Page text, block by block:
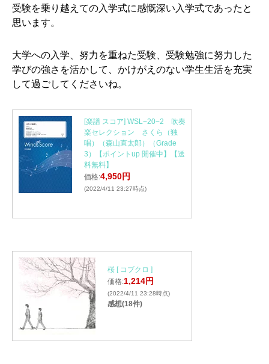
受験を乗り越えての入学式に感慨深い入学式であったと
思います。
大学への入学、努力を重ねた受験、受験勉強に努力した
学びの強さを活かして、かけがえのない学生生活を充実
して過ごしてくださいね。
[楽譜 スコア] WSL−20−2 吹奏
楽セレクション さくら（独
唱）（森山直太郎）（Grade
3）【ポイントup 開催中】【送
料無料】
価格:4,950円
(2022/4/11 23:27時点)
桜 [ コブクロ ]
価格:1,214円
(2022/4/11 23:28時点)
感想(18件)